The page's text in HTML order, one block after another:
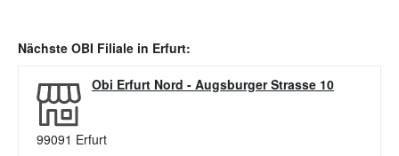
Nächste OBI Filiale in Erfurt:
Obi Erfurt Nord - Augsburger Strasse 10
99091 Erfurt